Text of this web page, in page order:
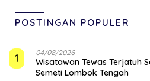
POSTINGAN POPULER
1 04/08/2026
Wisatawan Tewas Terjatuh
Semeti Lombok Tengah